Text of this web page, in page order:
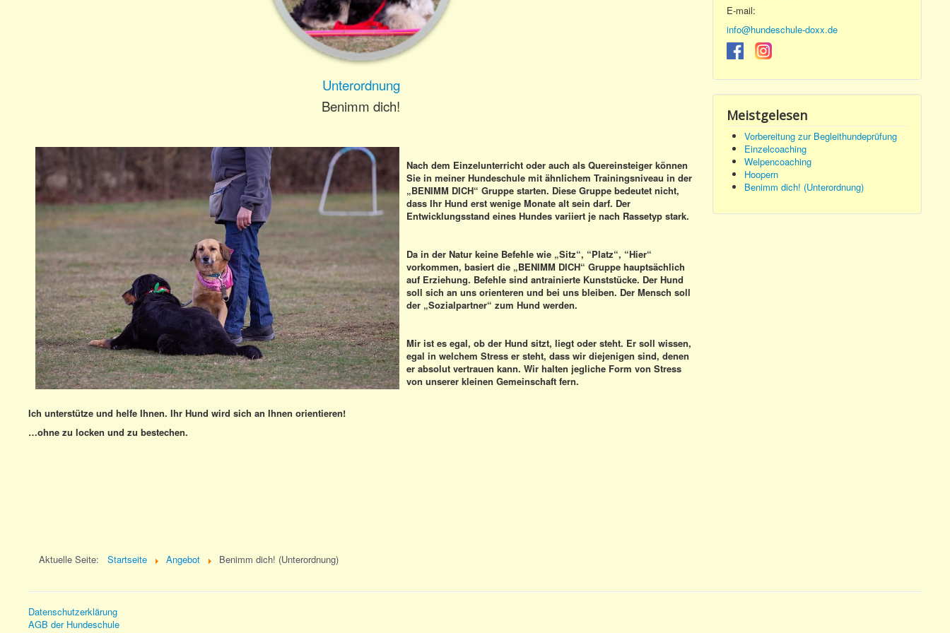
Unterordnung
Benimm dich!
Nach dem Einzelunterricht oder auch als Quereinsteiger können
Sie in meiner Hundeschule mit ähnlichem Trainingsniveau in der
„BENIMM DICH“ Gruppe starten. Diese Gruppe bedeutet nicht,
dass Ihr Hund erst wenige Monate alt sein darf. Der
Entwicklungsstand eines Hundes variiert je nach Rassetyp stark.
Da in der Natur keine Befehle wie „Sitz“, “Platz“, “Hier“
vorkommen, basiert die „BENIMM DICH“ Gruppe hauptsächlich
auf Erziehung. Befehle sind antrainierte Kunststücke. Der Hund
soll sich an uns orienteren und bei uns bleiben. Der Mensch soll
der „Sozialpartner“ zum Hund werden.
Mir ist es egal, ob der Hund sitzt, liegt oder steht. Er soll wissen,
egal in welchem Stress er steht, dass wir diejenigen sind, denen
er absolut vertrauen kann. Wir halten jegliche Form von Stress
von unserer kleinen Gemeinschaft fern.
Ich unterstütze und helfe Ihnen. Ihr Hund wird sich an Ihnen orientieren!
…ohne zu locken und zu bestechen.
Aktuelle Seite: Startseite Angebot Benimm dich! (Unterordnung)
E-mail:
info@hundeschule-doxx.de
Meistgelesen
Vorbereitung zur Begleithundeprüfung
Einzelcoaching
Welpencoaching
Hoopern
Benimm dich! (Unterordnung)
Datenschutzerklärung
AGB der Hundeschule